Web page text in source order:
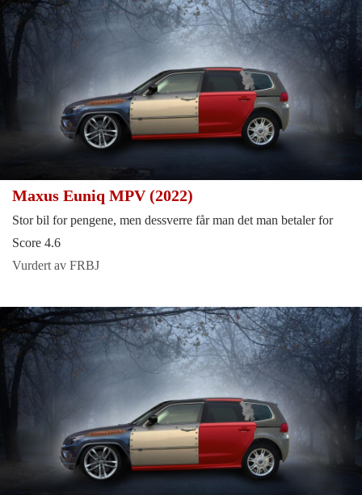
Maxus Euniq MPV (2022)
Stor bil for pengene, men dessverre får man det man betaler for
Score 4.6
Vurdert av FRBJ